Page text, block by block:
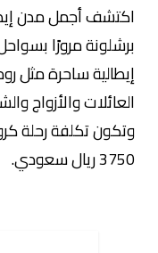
اكتشف أجمل مدن
برشلونة مرورًا بسواحل
إيطالية ساحرة مثل
العائلات والأزواج
وتكون تكلفة رحلة
3750 ريال سعودي.